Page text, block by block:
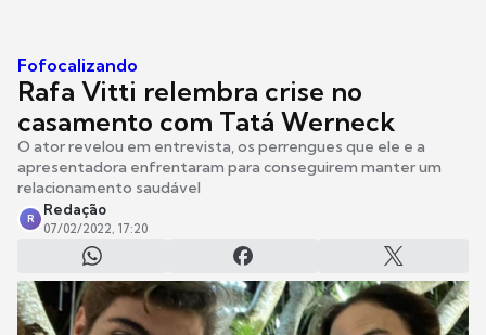
Fofocalizando
Rafa Vitti relembra crise no
casamento com Tatá Werneck
O ator revelou em entrevista, os perrengues que ele e a
apresentadora enfrentaram para conseguirem manter um
relacionamento saudável
R
Redação
07/02/2022, 17:20